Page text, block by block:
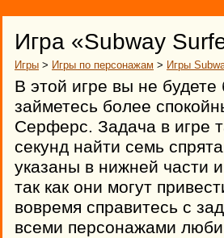
Игра «Subway
Игры > Игры по персонажам > Игры
В этой игре вы не
займетесь более
Серферс. Задача в игре
секунд найти семь
указаны в нижней части
так как они могут
вовремя справитесь с
всеми персонажами